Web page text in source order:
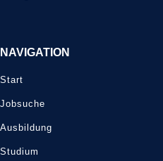
NAVIGATION
Start
Jobsuche
Ausbildung
Studium